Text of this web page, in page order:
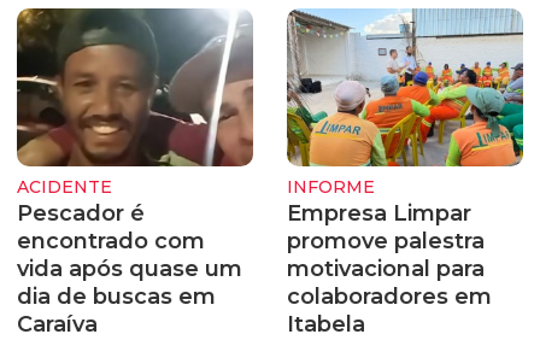
ACIDENTE
Pescador é
encontrado com
vida após quase um
dia de buscas em
Caraíva
INFORME
Empresa Limpar
promove palestra
motivacional para
colaboradores em
Itabela